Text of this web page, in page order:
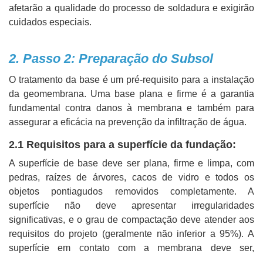
afetarão a qualidade do processo de soldadura e exigirão
cuidados especiais.
2. Passo 2: Preparação do Subsol
O tratamento da base é um pré-requisito para a instalação
da geomembrana. Uma base plana e firme é a garantia
fundamental contra danos à membrana e também para
assegurar a eficácia na prevenção da infiltração de água.
2.1 Requisitos para a superfície da fundação:
A superfície de base deve ser plana, firme e limpa, com
pedras, raízes de árvores, cacos de vidro e todos os
objetos pontiagudos removidos completamente. A
superfície não deve apresentar irregularidades
significativas, e o grau de compactação deve atender aos
requisitos do projeto (geralmente não inferior a 95%). A
superfície em contato com a membrana deve ser,